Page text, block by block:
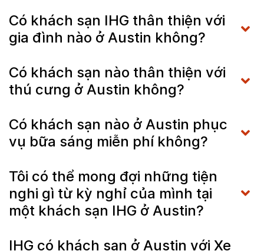
Có khách sạn IHG thân thiện với
gia đình nào ở Austin không?
Có khách sạn nào thân thiện với
thú cưng ở Austin không?
Có khách sạn nào ở Austin phục
vụ bữa sáng miễn phí không?
Tôi có thể mong đợi những tiện
nghi gì từ kỳ nghỉ của mình tại
một khách sạn IHG ở Austin?
IHG có khách sạn ở Austin với Xe